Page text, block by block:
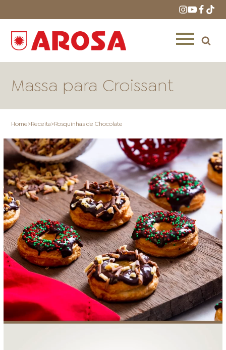
ONDE COMPRAR LOJAS AROSA
DISTRIBUIDORES E
REPRESENTANTES
FOOD SERVICE EMPRESA AGENDA DE CURSOS
Massa para Croissant
Home>Receita>Rosquinhas de Chocolate